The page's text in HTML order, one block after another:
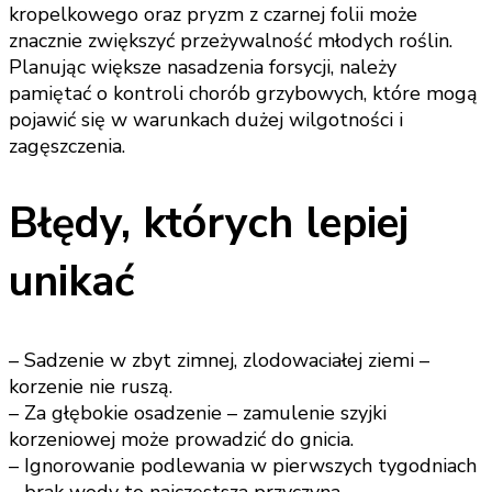
kropelkowego oraz pryzm z czarnej folii może
znacznie zwiększyć przeżywalność młodych roślin.
Planując większe nasadzenia forsycji, należy
pamiętać o kontroli chorób grzybowych, które mogą
pojawić się w warunkach dużej wilgotności i
zagęszczenia.
Błędy, których lepiej
unikać
– Sadzenie w zbyt zimnej, zlodowaciałej ziemi –
korzenie nie ruszą.
– Za głębokie osadzenie – zamulenie szyjki
korzeniowej może prowadzić do gnicia.
– Ignorowanie podlewania w pierwszych tygodniach